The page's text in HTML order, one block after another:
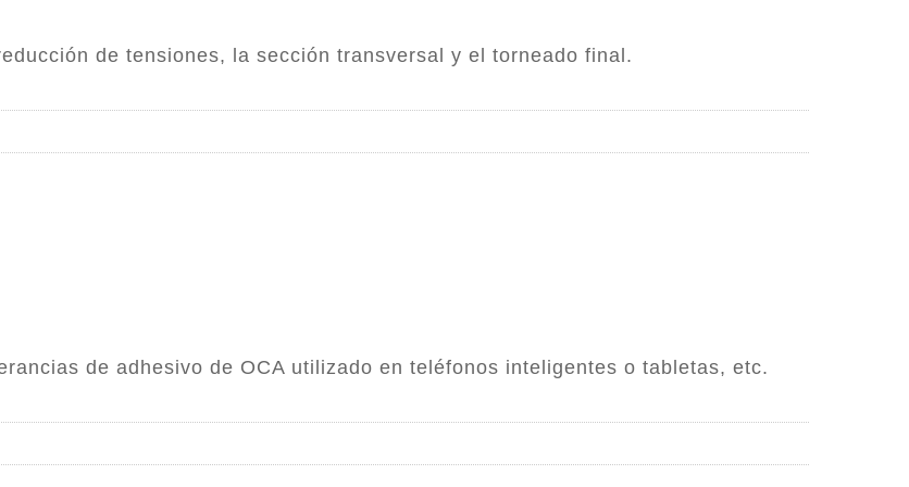
de tensiones, la sección transversal y el torneado final.
de adhesivo de OCA utilizado en teléfonos inteligentes o tabletas, etc.